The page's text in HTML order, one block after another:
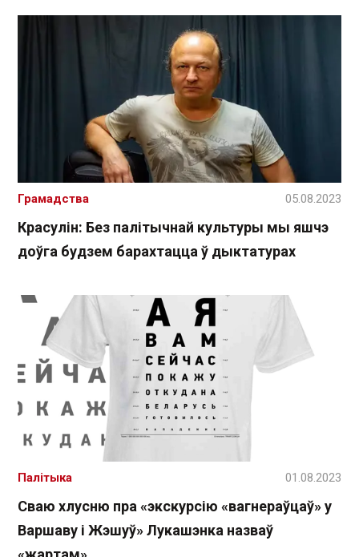
Красулін: Без палітычнай культуры мы яшчэ
доўга будзем барахтацца ў дыктатурах
Грамадства 05.08.2023
Сваю хлусню пра «экскурсію «вагнераўцаў» у
Варшаву і Жэшуў» Лукашэнка назваў
Палітыка 01.08.2023